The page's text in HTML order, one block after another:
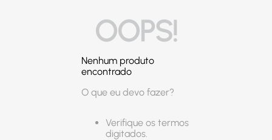
OOPS!
Nenhum produto
encontrado
O que eu devo fazer?
Verifique os termos
digitados.